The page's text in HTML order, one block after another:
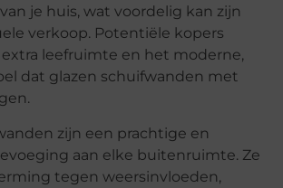
je huis, wat voordelig kan zijn
verkoop. Potentiële kopers
leefruimte en het moderne,
dat glazen schuifwanden met
zijn een prachtige en
aan elke buitenruimte. Ze
tegen weersinvloeden,